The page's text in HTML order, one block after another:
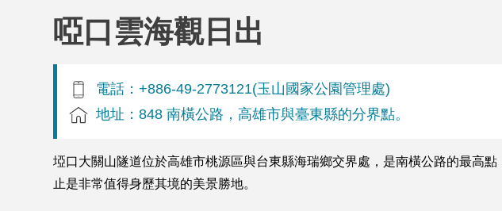
啞口雲海觀日出
電話：+886-49-2773121(玉山國家公園管理處)
地址：848 南橫公路，高雄市與臺東縣的分界點。
埡口大關山隧道位於高雄市桃源區與台東縣海瑞鄉交界處，是南橫公路的最高
止是非常值得身歷其境的美景勝地。